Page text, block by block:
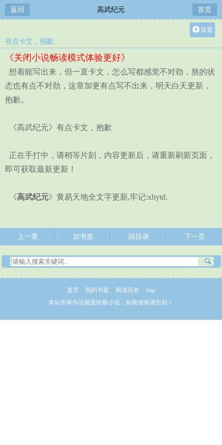
返回 高武纪元 首页
设置
中
小
有点卡文，抱歉
《关闭小说畅读模式体验更好》
想着能写出来，但一直卡文，怎么写都感觉不对劲，熬的状
态也有点不对劲，这章加更有点写不出来，明天白天更新，
抱歉。
《高武纪元》有点卡文，抱歉
正在手打中，请稍等片刻，内容更新后，请重新刷新页面，
即可获取最新更新！
《高武纪元》黄易天地全文字更新,牢记:xhytd.
上一章 加书签 回目录 下一页
首页 我的书架 阅读历史
map
本站所有作品都是转载小说，如有侵权请告知！